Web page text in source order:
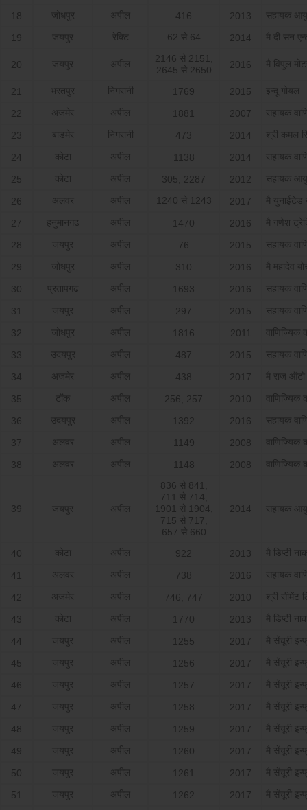
18 जोधपुर अपील 416 2013 सहायक
19 जयपुर रेक्टि 62 से 64 2014 मै दी सन
20 जयपुर अपील
2146 से 2151,
2645 से 2650
2016 मै विपुल
21 भरतपुर निगरानी 1769 2015 इन्‍दू गोयल
22 अजमेर अपील 1881 2007 सहायक
23 बाडमेर निगरानी 473 2014 श्री कमल
24 कोटा अपील 1138 2014 सहायक
25 कोटा अपील 305, 2287 2012 सहायक
26 अलवर अपील 1240 से 1243 2017 मै युनाईटेड
27 हनुमानगढ अपील 1470 2016 मै गणेश
28 जयपुर अपील 76 2015 सहायक
29 जोधपुर अपील 310 2016 मै महादेव
30 प्रतापगढ अपील 1693 2016 सहायक
31 जयपुर अपील 297 2015 सहायक
32 जोधपुर अपील 1816 2011 वाणिज्यिक
33 उदयपुर अपील 487 2015 सहायक
34 अजमेर अपील 438 2017 मै राज ऑटो
35 टोंक अपील 256, 257 2010 वाणिज्यिक
36 उदयपुर अपील 1392 2016 सहायक
37 अलवर अपील 1149 2008 वाणिज्यिक
38 अलवर अपील 1148 2008 वाणिज्यिक
39 जयपुर अपील
836 से 841,
711 से 714,
1901 से 1904,
715 से 717,
657 से 660
2014 सहायक
40 कोटा अपील 922 2013 मै डिप्‍टी
41 अलवर अपील 738 2016 सहायक
42 अजमेर अपील 746, 747 2010 श्री सीमेंट
43 कोटा अपील 1770 2013 मै डिप्‍टी
44 जयपुर अपील 1255 2017 मै सेंचूरी
45 जयपुर अपील 1256 2017 मै सेंचूरी
46 जयपुर अपील 1257 2017 मै सेंचूरी
47 जयपुर अपील 1258 2017 मै सेंचूरी
48 जयपुर अपील 1259 2017 मै सेंचूरी
49 जयपुर अपील 1260 2017 मै सेंचूरी
50 जयपुर अपील 1261 2017 मै सेंचूरी
51 जयपुर अपील 1262 2017 मै सेंचूरी